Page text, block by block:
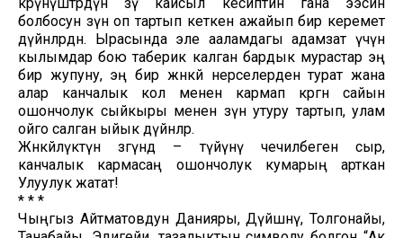
болбосун өзүнө оп тартып кеткен ажайып бир керемет
дүйнөлөрдөн. Ырасында эле ааламдагы адамзат үчүн
кылымдар бою таберик калган бардык мурастар эң
бир жупуну, эң бир жөнөкөй нерселерден турат жана
алар канчалык кол менен кармап көргөн сайын
ошончолук сыйкыры менен өзүнө утуру тартып, улам
ойго салган ыйык дүйнөлөр.
Жөнөкөйлүктүн өзөгүндө – түйүнү чечилбеген сыр,
канчалык кармасаң ошончолук кумарың арткан
Улуулук жатат!
* * *
Чыңгыз Айтматовдун Данияры, Дүйшөнү, Толгонайы,